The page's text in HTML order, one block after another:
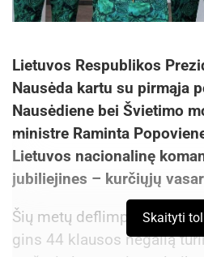
Lietuvos Respublikos
Nausėda kartu su pirmąja
Nausėdiene bei Švietimo
ministre Raminta
Lietuvos nacionalinę
jubiliejines – kurčiųjų
Šių metų deflimpinėse
gins 44 klausos negalią
varžysis lengvosios
Skaityti